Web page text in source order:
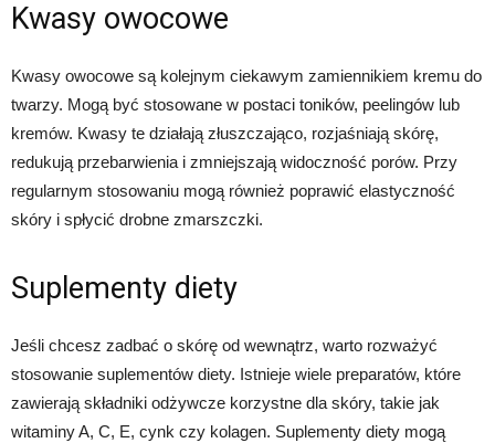
Kwasy owocowe
Kwasy owocowe są kolejnym ciekawym zamiennikiem kremu do
twarzy. Mogą być stosowane w postaci toników, peelingów lub
kremów. Kwasy te działają złuszczająco, rozjaśniają skórę,
redukują przebarwienia i zmniejszają widoczność porów. Przy
regularnym stosowaniu mogą również poprawić elastyczność
skóry i spłycić drobne zmarszczki.
Suplementy diety
Jeśli chcesz zadbać o skórę od wewnątrz, warto rozważyć
stosowanie suplementów diety. Istnieje wiele preparatów, które
zawierają składniki odżywcze korzystne dla skóry, takie jak
witaminy A, C, E, cynk czy kolagen. Suplementy diety mogą